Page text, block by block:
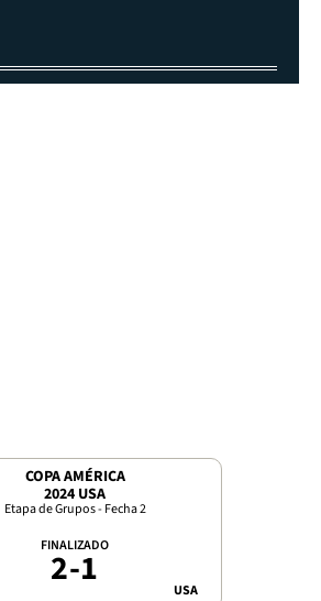
COPA AMÉRICA
2024 USA
Etapa de Grupos - Fecha 2
FINALIZADO
2-1 USA